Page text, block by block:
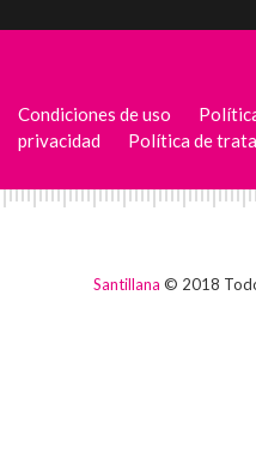
Condiciones de uso
privacidad
Política de
Santillana © 2018